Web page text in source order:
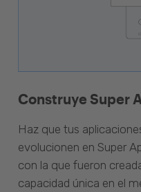
Construye Super
Haz que tus
evolucionen en Super
con la que fueron
capacidad única en el